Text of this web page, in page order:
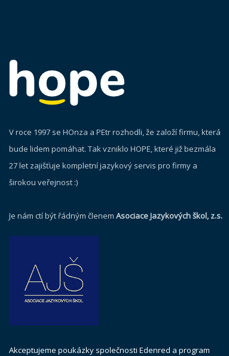
V roce 1997 se HOnza a PEtr rozhodli, že založí firmu, která
bude lidem pomáhat. Tak vzniklo HOPE, které již bezmála
27 let zajišťuje kompletní jazykový servis pro firmy a
širokou veřejnost :)
Je nám ctí být řádným členem Asociace Jazykových škol, z.s.
Akceptujeme poukázky společnosti Edenred a program